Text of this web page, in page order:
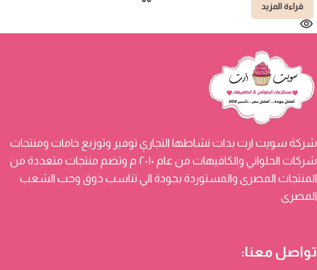
قراءة المزيد
شركة سويت ارت بدات نشاطها التجاري توفير وتوزيع خامات ومنتجات
شركات الحلواني والكافيهات من عام ٢٠١٠ م وتضم منتجات متعددة من
المنتجات المصرى والمستوردة بجودة الي تناسب ذوق وحب الشعب
المصرى
تواصل معنا: